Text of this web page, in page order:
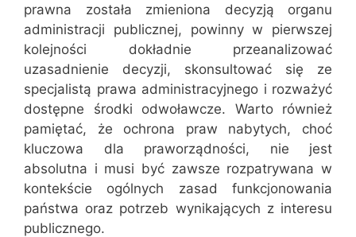
prawna została zmieniona decyzją organu
administracji publicznej, powinny w pierwszej
kolejności dokładnie przeanalizować
uzasadnienie decyzji, skonsultować się ze
specjalistą prawa administracyjnego i rozważyć
dostępne środki odwoławcze. Warto również
pamiętać, że ochrona praw nabytych, choć
kluczowa dla praworządności, nie jest
absolutna i musi być zawsze rozpatrywana w
kontekście ogólnych zasad funkcjonowania
państwa oraz potrzeb wynikających z interesu
publicznego.